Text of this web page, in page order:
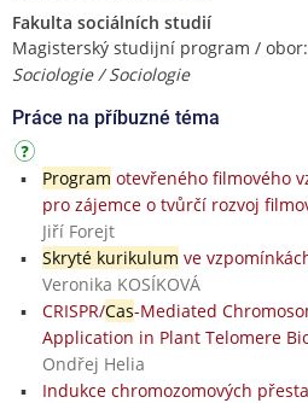
Fakulta sociálních studií
Magisterský studijní program / obor:
Sociologie / Sociologie
Práce na příbuzné téma
Program otevřeného filmového
pro zájemce o tvůrčí rozvoj
Jiří Forejt
Skryté kurikulum ve
Veronika KOSÍKOVÁ
CRISPR/Cas-Mediated
Application in Plant Telomere
Ondřej Helia
Indukce chromozomových